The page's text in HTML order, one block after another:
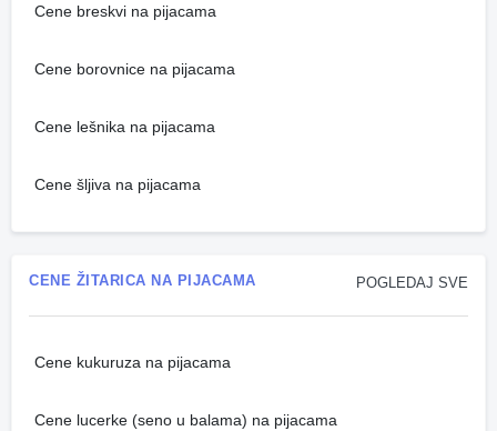
Cene breskvi na pijacama
Cene borovnice na pijacama
Cene lešnika na pijacama
Cene šljiva na pijacama
POGLEDAJ SVE
CENE ŽITARICA NA PIJACAMA
Cene kukuruza na pijacama
Cene lucerke (seno u balama) na pijacama